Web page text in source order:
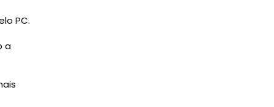
PC.
a